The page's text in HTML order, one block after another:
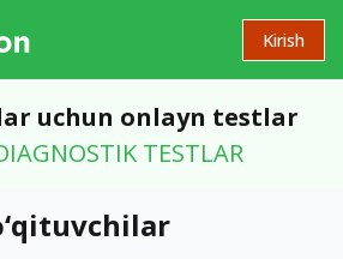
Kirish
uchun onlayn testlar
TESTLAR